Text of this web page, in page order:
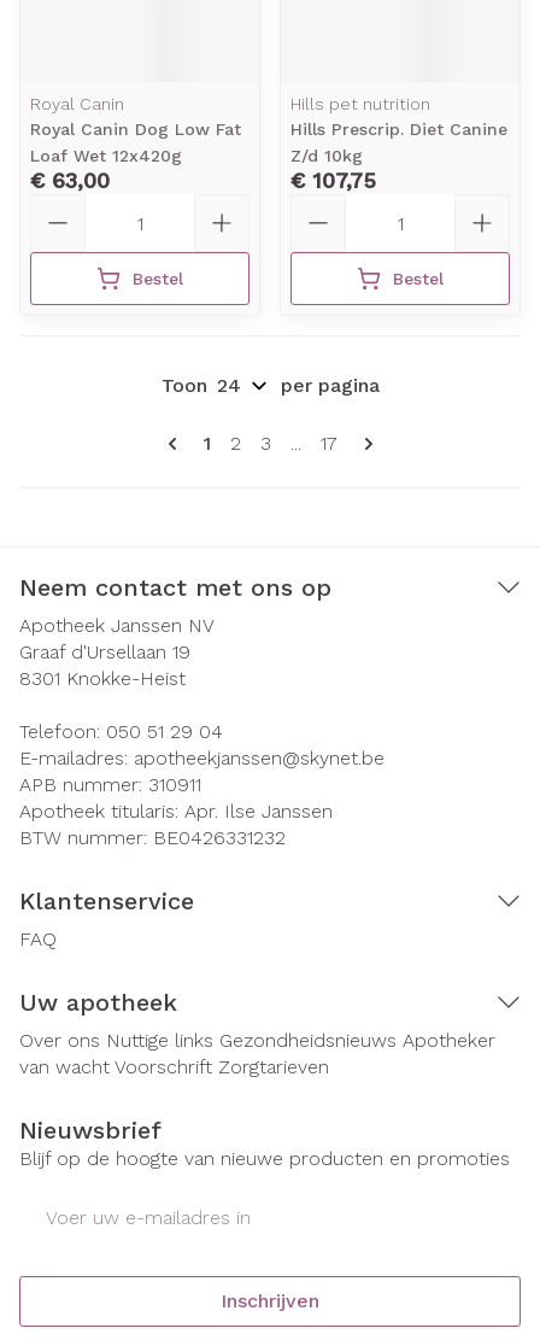
Royal Canin
Royal Canin Dog Low Fat
Loaf Wet 12x420g
€ 63,00
Bestel
Hills pet nutrition
Hills Prescrip. Diet Canine
Z/d 10kg
€ 107,75
Bestel
Pagina's
U lees momenteel pagina
1 Pagina
2 Pagina
3 ... Pagina
17
Toon per pagina
Neem contact met ons op
Apotheek Janssen NV
Graaf d'Ursellaan 19
8301 Knokke-Heist
Telefoon: 050 51 29 04
E-mailadres: apotheekjanssen@skynet.be
APB nummer: 310911
Apotheek titularis: Apr. Ilse Janssen
BTW nummer: BE0426331232
Klantenservice
FAQ
Uw apotheek
Over ons Nuttige links Gezondheidsnieuws Apotheker
van wacht Voorschrift Zorgtarieven
Nieuwsbrief
Blijf op de hoogte van nieuwe producten en promoties
Inschrijven